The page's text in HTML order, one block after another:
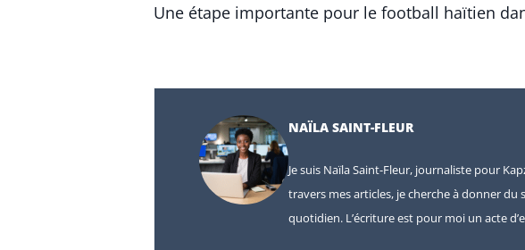
Une étape importante pour le football haïtien
NAÏLA SAINT-FLEUR
Je suis Naïla Saint-Fleur, journaliste pour
travers mes articles, je cherche à donner du
quotidien. L’écriture est pour moi un acte